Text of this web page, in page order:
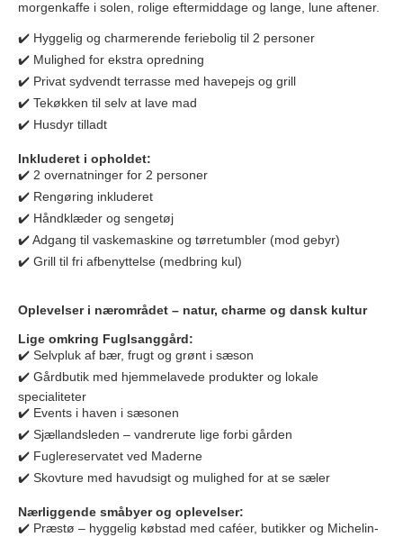
morgenkaffe i solen, rolige eftermiddage og lange, lune aftener.
✔️ Hyggelig og charmerende feriebolig til 2 personer
✔️ Mulighed for ekstra opredning
✔️ Privat sydvendt terrasse med havepejs og grill
✔️ Tekøkken til selv at lave mad
✔️ Husdyr tilladt
Inkluderet i opholdet:
✔️ 2 overnatninger for 2 personer
✔️ Rengøring inkluderet
✔️ Håndklæder og sengetøj
✔️ Adgang til vaskemaskine og tørretumbler (mod gebyr)
✔️ Grill til fri afbenyttelse (medbring kul)
Oplevelser i nærområdet – natur, charme og dansk kultur
Lige omkring Fuglsanggård:
✔️ Selvpluk af bær, frugt og grønt i sæson
✔️ Gårdbutik med hjemmelavede produkter og lokale
specialiteter
✔️ Events i haven i sæsonen
✔️ Sjællandsleden – vandrerute lige forbi gården
✔️ Fuglereservatet ved Maderne
✔️ Skovture med havudsigt og mulighed for at se sæler
Nærliggende småbyer og oplevelser:
✔️ Præstø – hyggelig købstad med caféer, butikker og Michelin-